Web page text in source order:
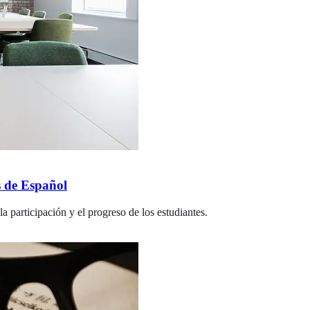
Español
participación y el progreso de los estudiantes.